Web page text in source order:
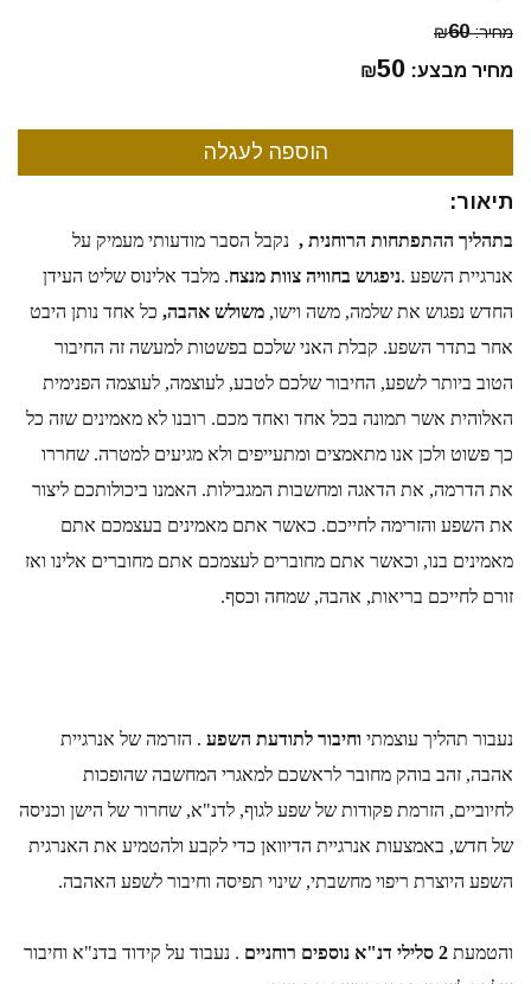
מחיר: ₪60
מחיר מבצע: ₪50
תיאור:
בתהליך ההתפתחות הרוחנית ,
אנרגיית השפע .ניפגוש בחוויה צוות מנצח
החדש נפגוש את שלמה, משה וישו, משולש אהבה,
זורם לחייכם בריאות, אהבה, שמחה וכסף.
נעבור תהליך עוצמתי וחיבור לתודעת השפע
השפע היוצרת ריפוי מחשבתי, שינוי תפיסה וחיבור לשפע האהבה.
והטמעת 2 סלילי דנ"א נוספים רוחניים